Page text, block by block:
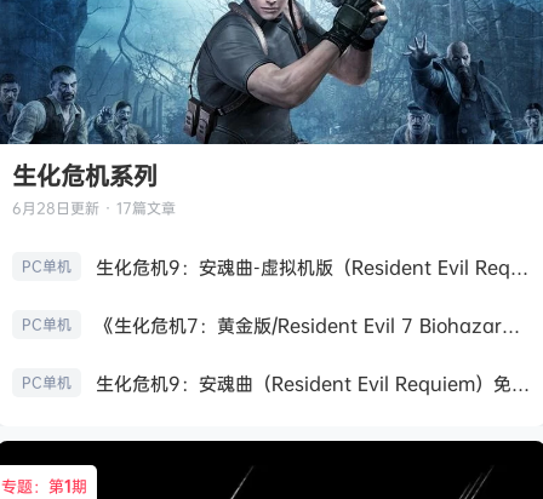
生化危机系列
6月28日更新 · 17篇文章
PC单机 生化危机9：安魂曲-虚拟机版（Resident Evil Requiem HYPERVISOR）免安装中文版
PC单机 《生化危机7：黄金版/Resident Evil 7 Biohazard》免安装中文版
PC单机 生化危机9：安魂曲（Resident Evil Requiem）免安装中文版
专题：第1期